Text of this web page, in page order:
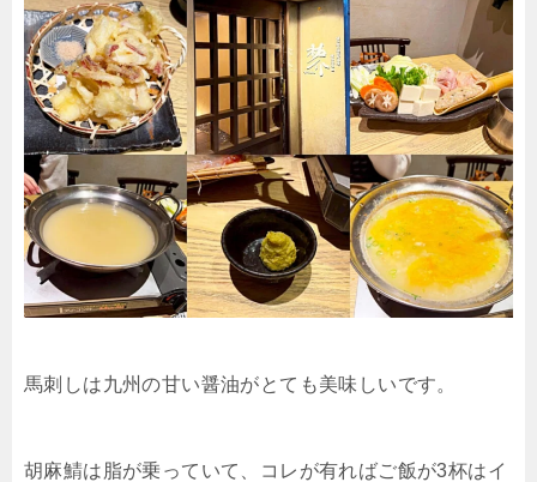
馬刺しは九州の甘い醤油がとても美味しいです。
胡麻鯖は脂が乗っていて、コレが有ればご飯が3杯はイ